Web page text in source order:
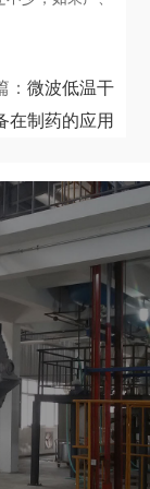
：微波低温干
在制药的应用